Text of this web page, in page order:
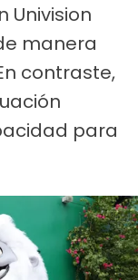
Univision
manera
contraste,
para